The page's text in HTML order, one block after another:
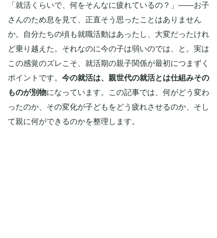
「就活くらいで、何をそんなに疲れているの？」——お子
さんのため息を見て、正直そう思ったことはありません
か。自分たちの頃も就職活動はあったし、大変だったけれ
ど乗り越えた。それなのに今の子は弱いのでは、と。実は
この感覚のズレこそ、就活期の親子関係が最初につまずく
ポイントです。 今の就活は、親世代の就活とは仕組みその
ものが別物になっています。この記事では、何がどう変わ
ったのか、その変化が子どもをどう疲れさせるのか、そし
て親に何ができるのかを整理します。